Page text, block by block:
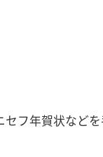
フ年賀状な